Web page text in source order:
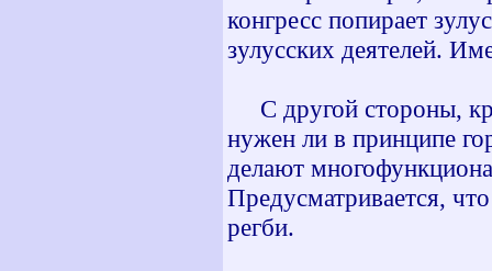
конгресс попирает
зулусских деятелей.
С другой стороны,
нужен ли в принципе
делают
Предусматривается,
регби.